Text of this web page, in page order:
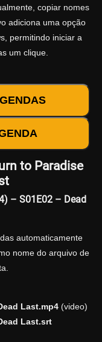
copiar nomes
adiciona uma opção
permitindo iniciar a
um clique.
to Paradise
– S01E02 – Dead
automaticamente
nome do arquivo de
Last.mp4(video)
Last.srt